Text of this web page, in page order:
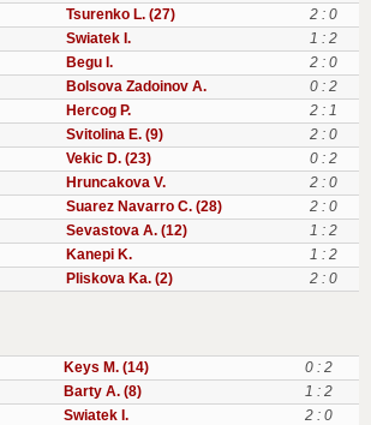
Tsurenko L. (27)
2 : 0
Swiatek I.
1 : 2
Begu I.
2 : 0
Bolsova Zadoinov A.
0 : 2
Hercog P.
2 : 1
Svitolina E. (9)
2 : 0
Vekic D. (23)
0 : 2
Hruncakova V.
2 : 0
Suarez Navarro C. (28)
2 : 0
Sevastova A. (12)
1 : 2
Kanepi K.
1 : 2
Pliskova Ka. (2) 2 : 0
Keys M. (14)
0 : 2
Barty A. (8)
1 : 2
Swiatek I.
2 : 0